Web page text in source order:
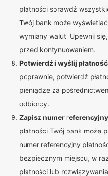
płatności sprawdź
Twój bank może
wymiany walut. Upewnij
przed kontynuowaniem.
Potwierdź i wyślij
poprawnie, potwierdź
pieniądze za
odbiorcy.
Zapisz numer
płatności Twój bank może
numer referencyjny
bezpiecznym miejscu, w
płatności lub